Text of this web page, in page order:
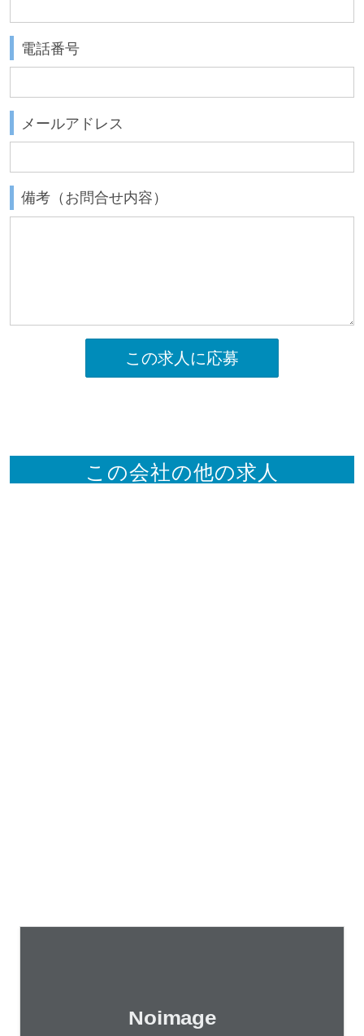
電話番号
メールアドレス
備考（お問合せ内容）
この求人に応募
この会社の他の求人